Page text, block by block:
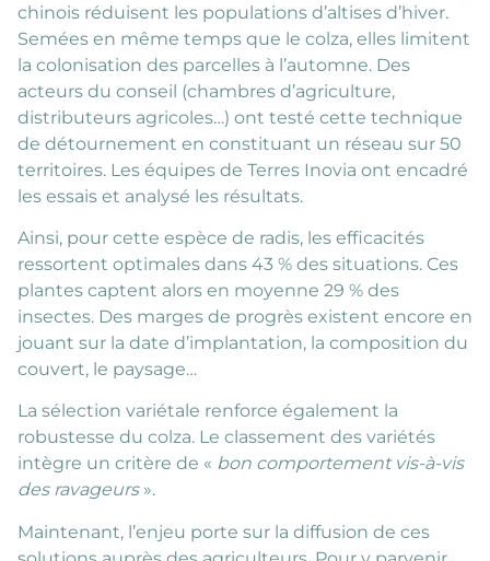
chinois réduisent les populations d’altises d’hiver.
Semées en même temps que le colza, elles limitent
la colonisation des parcelles à l’automne. Des
acteurs du conseil (chambres d’agriculture,
distributeurs agricoles…) ont testé cette technique
de détournement en constituant un réseau sur 50
territoires. Les équipes de Terres Inovia ont encadré
les essais et analysé les résultats.
Ainsi, pour cette espèce de radis, les efficacités
ressortent optimales dans 43 % des situations. Ces
plantes captent alors en moyenne 29 % des
insectes. Des marges de progrès existent encore en
jouant sur la date d’implantation, la composition du
couvert, le paysage…
La sélection variétale renforce également la
robustesse du colza. Le classement des variétés
intègre un critère de « bon comportement vis-à-vis
des ravageurs».
Maintenant, l’enjeu porte sur la diffusion de ces